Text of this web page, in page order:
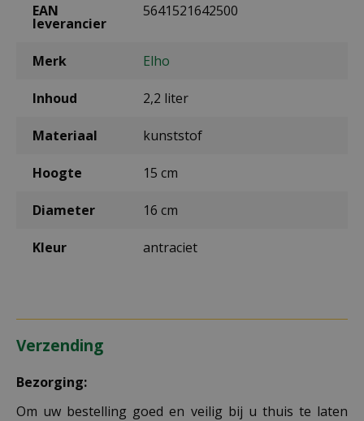
EAN
leverancier
5641521642500
Merk Elho
Inhoud 2,2 liter
Materiaal kunststof
Hoogte 15 cm
Diameter 16 cm
Kleur antraciet
Verzending
Bezorging:
Om uw bestelling goed en veilig bij u thuis te laten